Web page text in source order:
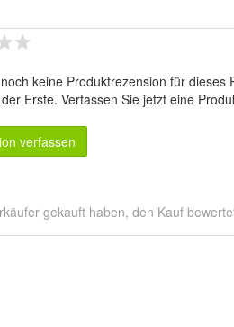
keine Produktrezension für dieses
Erste. Verfassen Sie jetzt eine
verfassen
gekauft haben, den Kauf